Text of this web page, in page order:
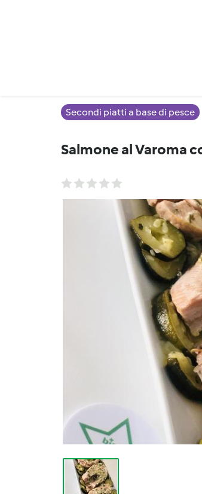
Secondi piatti a base di pesce
Salmone al Varoma